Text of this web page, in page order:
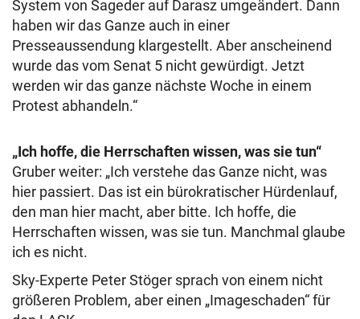
System von Sageder auf Darasz umgeändert. Dann
haben wir das Ganze auch in einer
Presseaussendung klargestellt. Aber anscheinend
wurde das vom Senat 5 nicht gewürdigt. Jetzt
werden wir das ganze nächste Woche in einem
Protest abhandeln.“
„Ich hoffe, die Herrschaften wissen, was sie tun“
Gruber weiter: „Ich verstehe das Ganze nicht, was
hier passiert. Das ist ein bürokratischer Hürdenlauf,
den man hier macht, aber bitte. Ich hoffe, die
Herrschaften wissen, was sie tun. Manchmal glaube
ich es nicht.
Sky-Experte Peter Stöger sprach von einem nicht
größeren Problem, aber einen „Imageschaden“ für